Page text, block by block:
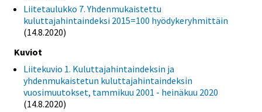
Liitetaulukko 7. Yhdenmukaistettu
kuluttajahintaindeksi 2015=100 hyödykeryhmittäin
(14.8.2020)
Kuviot
Liitekuvio 1. Kuluttajahintaindeksin ja
yhdenmukaistetun kuluttajahintaindeksin
vuosimuutokset, tammikuu 2001 - heinäkuu 2020
(14.8.2020)